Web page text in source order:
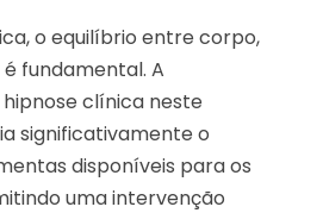
o equilíbrio entre corpo,
fundamental. A
clínica neste
significativamente o
disponíveis para os
uma intervenção